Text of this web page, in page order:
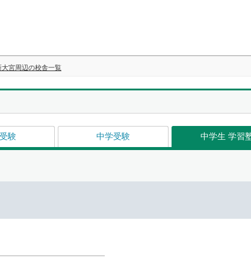
大宮周辺の校舎一覧
験 中学受験 中学生 学習